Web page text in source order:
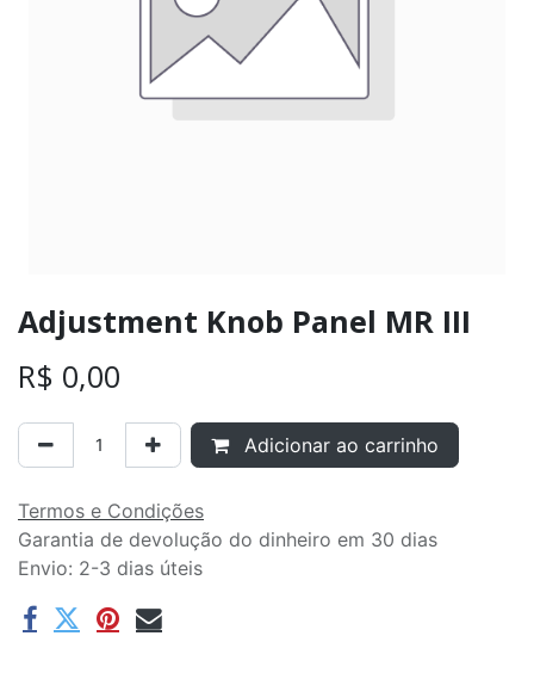
Adjustment Knob Panel MR III
R$ 0,00
Adicionar ao carrinho
Termos e Condições
Garantia de devolução do dinheiro em 30 dias
Envio: 2-3 dias úteis